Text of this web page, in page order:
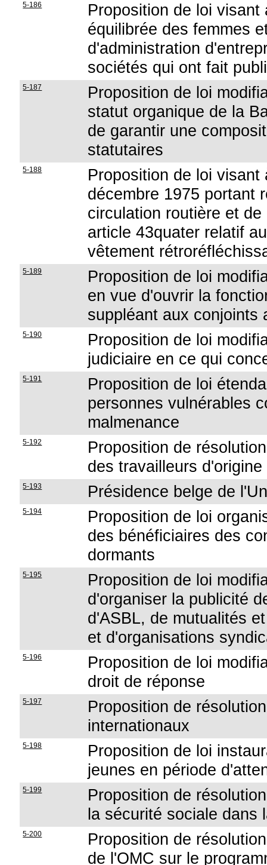
5-186
Proposition de loi
équilibrée des femmes
d'administration
sociétés qui ont fait
5-187
Proposition de loi
statut organique de la
de garantir une
statutaires
5-188
Proposition de loi
décembre 1975 portant
circulation routière et
article 43quater relatif
vêtement
5-189
Proposition de loi
en vue d'ouvrir la
suppléant aux conjoints
5-190
Proposition de loi
judiciaire en ce qui
5-191
Proposition de loi
personnes vulnérables
malmenance
5-192
Proposition de
des travailleurs
5-193 Présidence belge de
5-194
Proposition de loi
des bénéficiaires des
dormants
5-195
Proposition de loi
d'organiser la publicité
d'ASBL, de mutualités
et d'organisations
5-196
Proposition de loi
droit de réponse
5-197
Proposition de
internationaux
5-198
Proposition de loi
jeunes en période
5-199
Proposition de
la sécurité sociale dans
5-200
Proposition de
de l'OMC sur le